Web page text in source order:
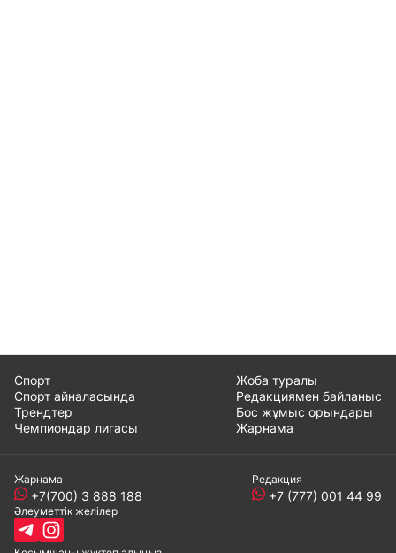
Спорт
Спорт айналасында
Трендтер
Чемпиондар лигасы
Жоба туралы
Редакциямен байланыс
Бос жұмыс орындары
Жарнама
Жарнама
+7(700) 3 888 188
Редакция
+7 (777) 001 44 99
Әлеуметтік желілер